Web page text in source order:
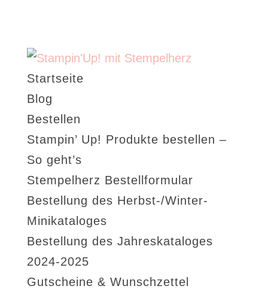
Startseite
Blog
Bestellen
Stampin’ Up! Produkte bestellen –
So geht’s
Stempelherz Bestellformular
Bestellung des Herbst-/Winter-
Minikataloges
Bestellung des Jahreskataloges
2024-2025
Gutscheine & Wunschzettel